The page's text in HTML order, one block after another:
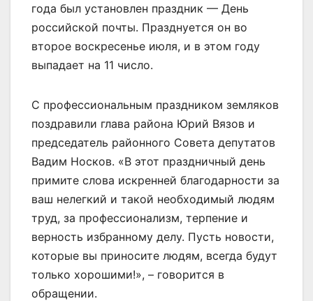
года был установлен праздник — День
российской почты. Празднуется он во
второе воскресенье июля, и в этом году
выпадает на 11 число.
С профессиональным праздником земляков
поздравили глава района Юрий Вязов и
председатель районного Совета депутатов
Вадим Носков. «В этот праздничный день
примите слова искренней благодарности за
ваш нелегкий и такой необходимый людям
труд, за профессионализм, терпение и
верность избранному делу. Пусть новости,
которые вы приносите людям, всегда будут
только хорошими!», – говорится в
обращении.